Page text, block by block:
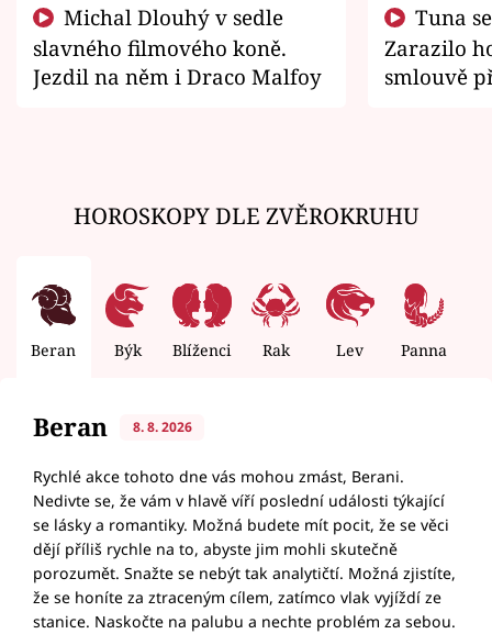
slavného filmového koně.
Jezdil na něm i Draco Malfoy
Zarazilo
smlouvě
HOROSKOPY DLE ZVĚROKRUHU
Beran Býk Blíženci Rak Lev Panna
Beran 8. 8. 2026
Rychlé akce tohoto dne vás mohou zmást, Berani.
Nedivte se, že vám v hlavě víří poslední události týkající
se lásky a romantiky. Možná budete mít pocit, že se věci
dějí příliš rychle na to, abyste jim mohli skutečně
porozumět. Snažte se nebýt tak analytičtí. Možná zjistíte,
že se honíte za ztraceným cílem, zatímco vlak vyjíždí ze
stanice. Naskočte na palubu a nechte problém za sebou.